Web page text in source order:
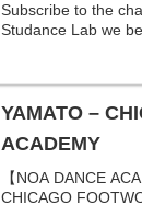
Subscribe to the
Studance Lab we
YAMATO –
ACADEMY
【NOA DANCE
CHICAGO